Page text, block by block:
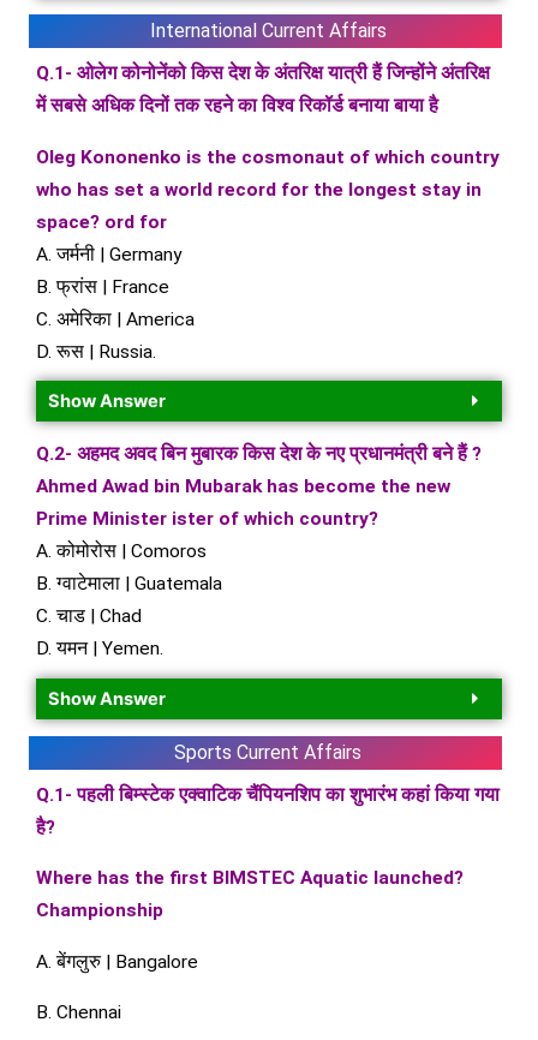
International Current Affairs
Q.1- ओलेग कोनोनेंको किस देश के अंतरिक्ष यात्री हैं जिन्होंने अंतरिक्ष
में सबसे अधिक दिनों तक रहने का विश्व रिकॉर्ड बनाया बाया है
Oleg Kononenko is the cosmonaut of which country
who has set a world record for the longest stay in
space? ord for
A. जर्मनी | Germany
B. फ्रांस | France
C. अमेरिका | America
D. रूस | Russia.
Show Answer
Q.2- अहमद अवद बिन मुबारक किस देश के नए प्रधानमंत्री बने हैं ?
Ahmed Awad bin Mubarak has become the new
Prime Minister ister of which country?
A. कोमोरोस | Comoros
B. ग्वाटेमाला | Guatemala
C. चाड | Chad
D. यमन | Yemen.
Show Answer
Sports Current Affairs
Q.1- पहली बिम्स्टेक एक्वाटिक चैंपियनशिप का शुभारंभ कहां किया गया
है?
Where has the first BIMSTEC Aquatic launched?
Championship
A. बेंगलुरु | Bangalore
B. Chennai